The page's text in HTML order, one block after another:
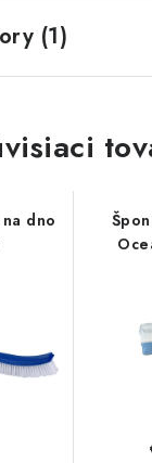
(1)
dno